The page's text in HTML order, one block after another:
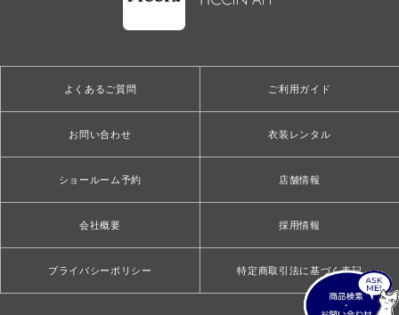
よくあるご質問 ご利用ガイド
お問い合わせ 衣装レンタル
ショールーム予約 店舗情報
会社概要 採用情報
プライバシーポリシー 特定商取引法に基づく表記